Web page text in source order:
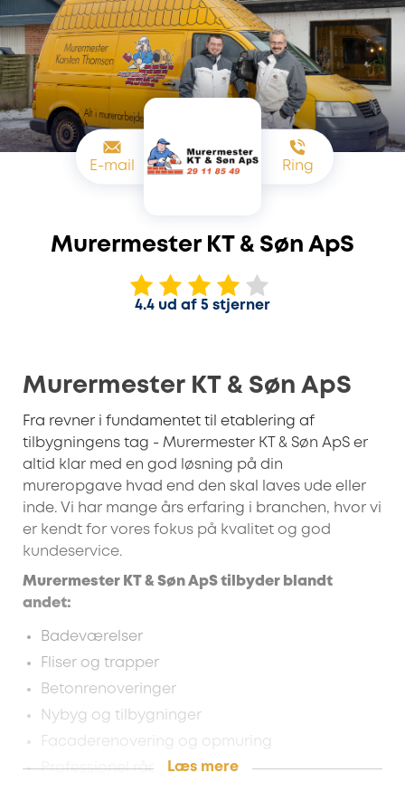
E-mail Ring
Murermester KT & Søn ApS
4.4 ud af 5 stjerner
Murermester KT & Søn ApS
Fra revner i fundamentet til etablering af
tilbygningens tag - Murermester KT & Søn ApS er
altid klar med en god løsning på din
mureropgave hvad end den skal laves ude eller
inde. Vi har mange års erfaring i branchen, hvor vi
er kendt for vores fokus på kvalitet og god
kundeservice.
Murermester KT & Søn ApS tilbyder blandt
andet:
Badeværelser
Fliser og trapper
Betonrenoveringer
Nybyg og tilbygninger
Facaderenovering og opmuring
Professionel rådgivning
Læs mere